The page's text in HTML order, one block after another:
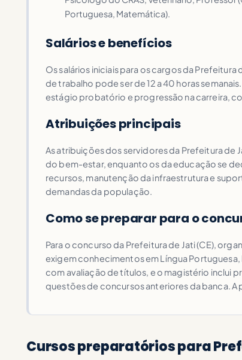
Portuguesa, Matemática).
Salários e benefícios
Os salários iniciais para os cargos da Prefeitura
de trabalho pode ser de 12 a 40 horas
estágio probatório e progressão na carreira,
Atribuições principais
As atribuições dos servidores da Prefeitura de
do bem-estar, enquanto os da educação se
recursos, manutenção da infraestrutura e
demandas da população.
Como se preparar para o
Para o concurso da Prefeitura de Jati (CE),
exigem conhecimentos em Língua
com avaliação de títulos, e o magistério inclui
questões de concursos anteriores da banca.
Cursos preparatórios para